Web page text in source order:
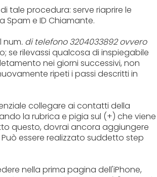
tale procedura: serve riaprire le
e ID Chiamante.
num. di telefono 3204033892 ovvero
se rilevassi qualcosa di inspiegabile
nei giorni successivi, non
ripeti i passi descritti in
collegare ai contatti della
la rubrica e pigia sul (+) che viene
questo, dovrai ancora aggiungere
essere realizzato suddetto step
nella prima pagina dell'iPhone,